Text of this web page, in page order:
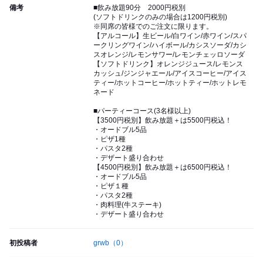
備考
■飲み放題90分 2000円税別
(ソフトドリンクのみの場合は1200円税別)
※同席の皆様でのご注文に限ります。
【アルコール】生ビール/白ワイン/赤ワイン/スパ
ークリングワイン/ハイボール/カシスソーダ/カシ
スオレンジ/レモンサワー/レモンチェッロソーダ
【ソフトドリンク】オレンジジュース/レモンス
カッシュ/ジンジャエール/アイスコーヒー/アイス
ティー/ホットコーヒー/ホットティー/ホットレモ
ネード
■パーティーコース(3名様以上)
【3500円税別】飲み放題＋は5500円税込！
・オードブル5品
・ピザ1種
・パスタ2種
・デザート盛り合わせ
【4500円税別】飲み放題＋は6500円税込！
・オードブル5品
・ピザ１種
・パスタ2種
・肉料理(牛ステーキ)
・デザート盛り合わせ
初投稿者 grwb （0）